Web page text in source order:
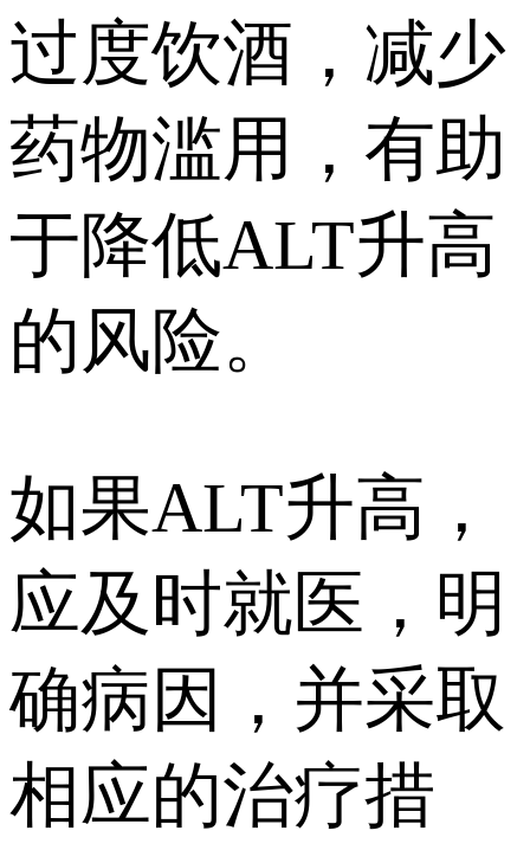
过度饮酒，减少
药物滥用，有助
于降低ALT升高
的风险。
如果ALT升高，
应及时就医，明
确病因，并采取
相应的治疗措